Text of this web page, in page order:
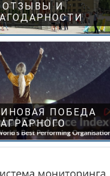
ОТЗЫВЫ И
ПОБЕДА
АГРАРНОГО